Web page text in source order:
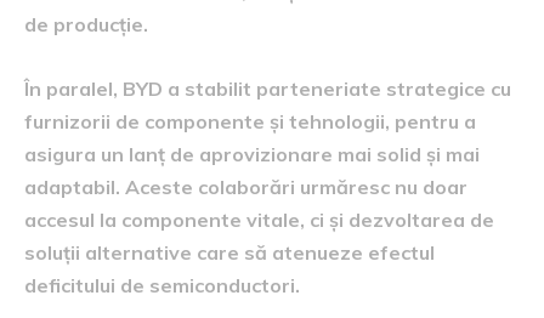
de producție.
În paralel, BYD a stabilit parteneriate strategice cu
furnizorii de componente și tehnologii, pentru a
asigura un lanț de aprovizionare mai solid și mai
adaptabil. Aceste colaborări urmăresc nu doar
accesul la componente vitale, ci și dezvoltarea de
soluții alternative care să atenueze efectul
deficitului de semiconductori.